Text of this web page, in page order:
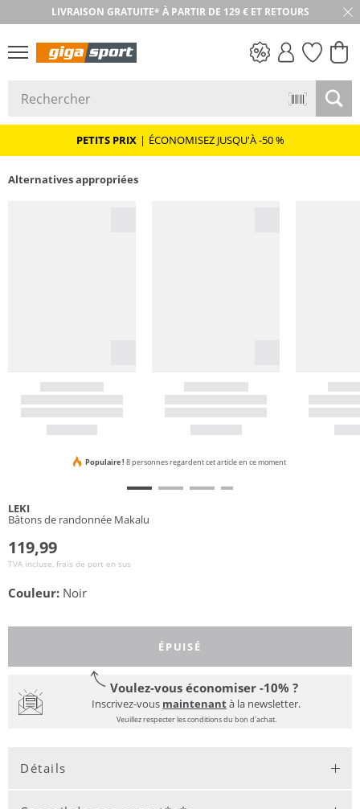
LIVRAISON GRATUITE* À PARTIR DE 129 € ET RETOURS
RETOUR SOUS 30 JOURS
PETITS PRIX | ÉCONOMISEZ JUSQU'À -50 %
Alternatives appropriées
Populaire ! 8 personnes regardent cet article en ce moment
LEKI
Bâtons de randonnée Makalu
119,99
TVA incluse, frais de port en sus
Couleur: Noir
ÉPUISÉ
Voulez-vous économiser -10% ?
Inscrivez-vous maintenantà la newsletter.
Veuillez respecter les conditions du bon d'achat.
Détails